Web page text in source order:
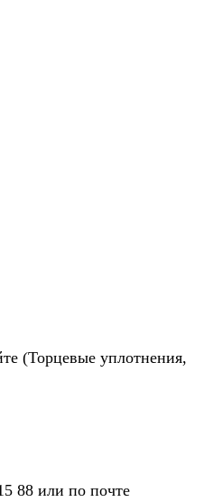
(Торцевые уплотнения,
88 или по почте